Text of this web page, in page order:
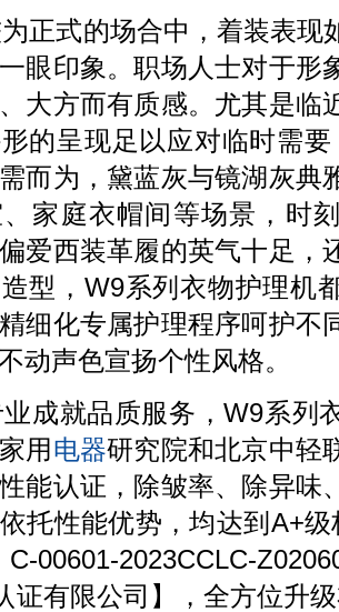
式的场合中，着装表现
眼印象。职场人士对于形
大方而有质感。尤其是临
的呈现足以应对临时需
而为，黛蓝灰与镜湖灰典
家庭衣帽间等场景，时
爱西装革履的英气十足，
型，W9系列衣物护理机
细化专属护理程序呵护不
动声色宣扬个性风格。
就品质服务，W9系列
用 电器研究院和北京中轻
能认证，除皱率、除异味
托性能优势，均达到A+
00601-2023CCLC-
证有限公司】，全方位升